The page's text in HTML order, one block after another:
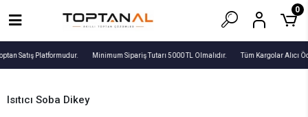
Satış Platformudur. Minimum Sipariş Tutarı 5000 TL Olmalıdır. Tüm Kargolar Alıcı
0
Isıtıcı Soba Dikey